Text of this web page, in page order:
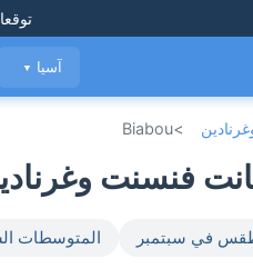
آسيا ▼
>
Biabou
في سبتمبر المتوسطات